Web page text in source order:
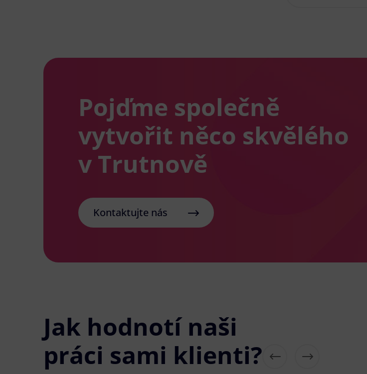
Pojďme společně
vytvořit něco skvělého
v Trutnově
Kontaktujte nás
Jak hodnotí naši
práci sami klienti?